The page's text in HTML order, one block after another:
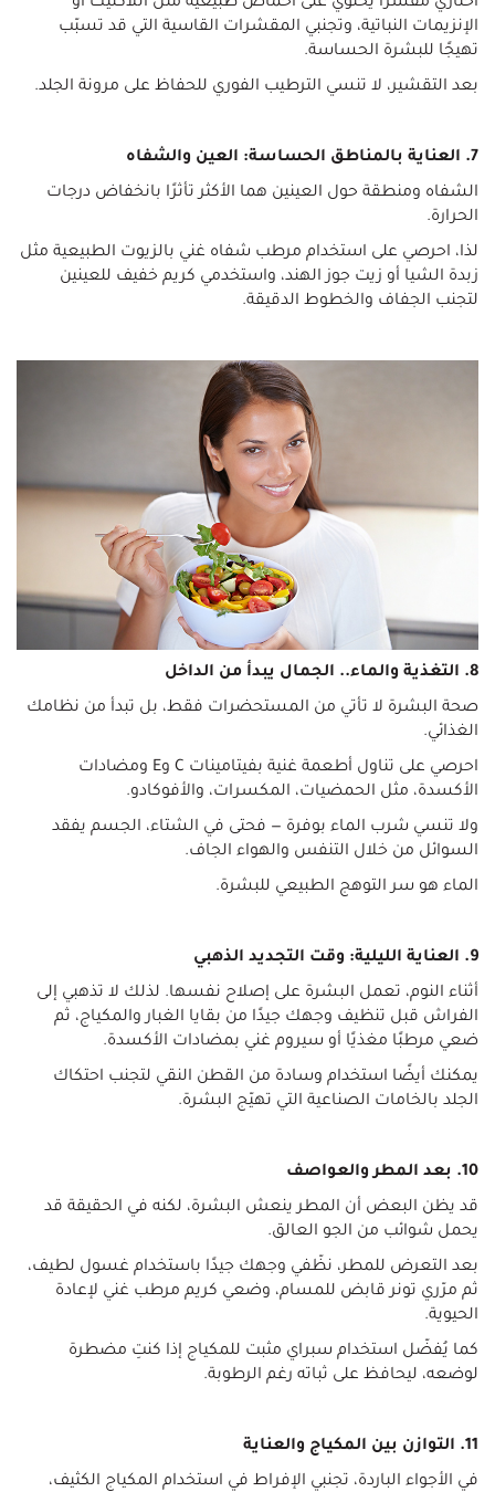
اختاري مقشرًا يحتوي على أحماض طبيعية مثل اللاكتيك أو
الإنزيمات النباتية، وتجنبي المقشرات القاسية التي قد تسبّب
تهيجًا للبشرة الحساسة.
بعد التقشير، لا تنسي الترطيب الفوري للحفاظ على مرونة الجلد.
7. العناية بالمناطق الحساسة: العين والشفاه
الشفاه ومنطقة حول العينين هما الأكثر تأثرًا بانخفاض درجات
الحرارة.
لذا، احرصي على استخدام مرطب شفاه غني بالزيوت الطبيعية مثل
زبدة الشيا أو زيت جوز الهند، واستخدمي كريم خفيف للعينين
لتجنب الجفاف والخطوط الدقيقة.
8. التغذية والماء.. الجمال يبدأ من الداخل
صحة البشرة لا تأتي من المستحضرات فقط، بل تبدأ من نظامك
الغذائي.
احرصي على تناول أطعمة غنية بفيتامينات C وE ومضادات
الأكسدة، مثل الحمضيات، المكسرات، والأفوكادو.
ولا تنسي شرب الماء بوفرة — فحتى في الشتاء، الجسم يفقد
السوائل من خلال التنفس والهواء الجاف.
الماء هو سر التوهج الطبيعي للبشرة.
9. العناية الليلية: وقت التجديد الذهبي
أثناء النوم، تعمل البشرة على إصلاح نفسها. لذلك لا تذهبي إلى
الفراش قبل تنظيف وجهك جيدًا من بقايا الغبار والمكياج، ثم
ضعي مرطبًا مغذيًا أو سيروم غني بمضادات الأكسدة.
يمكنك أيضًا استخدام وسادة من القطن النقي لتجنب احتكاك
الجلد بالخامات الصناعية التي تهيّج البشرة.
10. بعد المطر والعواصف
قد يظن البعض أن المطر ينعش البشرة، لكنه في الحقيقة قد
يحمل شوائب من الجو العالق.
بعد التعرض للمطر، نظّفي وجهك جيدًا باستخدام غسول لطيف،
ثم مرّري تونر قابض للمسام، وضعي كريم مرطب غني لإعادة
الحيوية.
كما يُفضّل استخدام سبراي مثبت للمكياج إذا كنتِ مضطرة
لوضعه، ليحافظ على ثباته رغم الرطوبة.
11. التوازن بين المكياج والعناية
في الأجواء الباردة، تجنبي الإفراط في استخدام المكياج الكثيف،